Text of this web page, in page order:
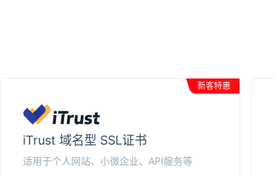
新客特惠
iTrust 域名型 SSL证书
适用于个人网站、小微企业、API服务等